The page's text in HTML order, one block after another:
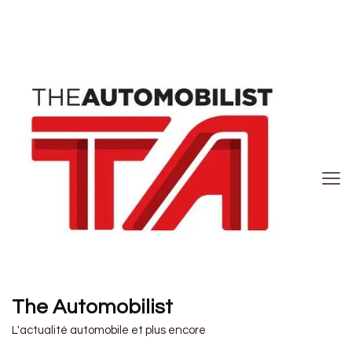
The Automobilist
L'actualité automobile et plus encore